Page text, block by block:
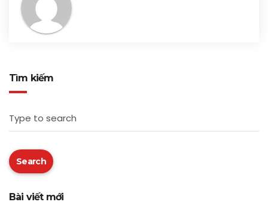
Tìm kiếm
Type to search
Search
Bài viết mới